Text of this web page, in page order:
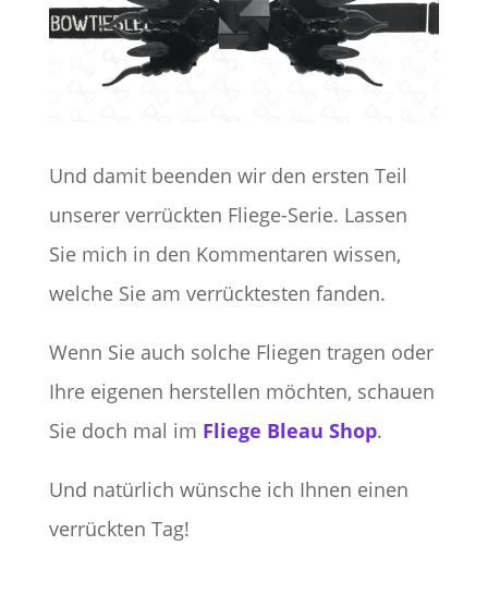
Und damit beenden wir den ersten Teil
unserer verrückten Fliege-Serie. Lassen
Sie mich in den Kommentaren wissen,
welche Sie am verrücktesten fanden.
Wenn Sie auch solche Fliegen tragen oder
Ihre eigenen herstellen möchten, schauen
Sie doch mal im Fliege Bleau Shop.
Und natürlich wünsche ich Ihnen einen
verrückten Tag!